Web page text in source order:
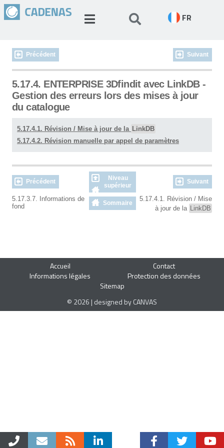
FR
Précédent Suivant
5.17.4. ENTERPRISE 3Dfindit avec LinkDB -
Gestion des erreurs lors des mises à jour
du catalogue
5.17.4.1. Révision / Mise à jour de la LinkDB
5.17.4.2. Révision manuelle par appel de paramètres
Précédent
Niveau
supérieur
Suivant
5.17.3.7. Informations de
fond
Sommaire
5.17.4.1. Révision / Mise
à jour de la LinkDB
Accueil
Contact
Informations légales
Protection des données
Sitemap
© 2026 | designed by CANVAS